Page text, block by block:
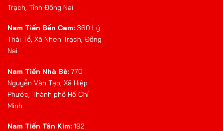
Trạch, Tỉnh Đồng Nai
Nam Tiến Bến Cam: 360 Lý
Thái Tổ, Xã Nhơn Trạch, Đồng
Nai
Nam Tiến Nhà Bè: 770
Nguyễn Văn Tạo, Xã Hiệp
Phước, Thành phố Hồ Chí
Minh
Nam Tiến Tân Kim: 192